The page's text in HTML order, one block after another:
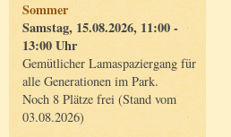
Sommer
Samstag, 15.08.2026, 11:00 -
13:00 Uhr
Gemütlicher Lamaspaziergang für
alle Generationen im Park.
Noch 8 Plätze frei (Stand vom
03.08.2026)